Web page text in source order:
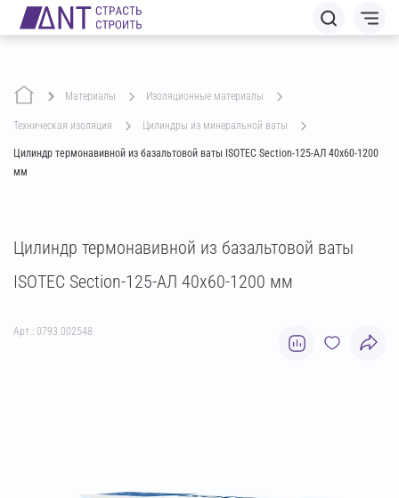
Материалы изоляционные материалы
техническая изоляция цилиндры из минеральной ваты
Цилиндр термонавивной из базальтовой ваты ISOTEC Section-125-АЛ 40х60-1200
мм
Цилиндр термонавивной из базальтовой ваты
ISOTEC Section-125-АЛ 40х60-1200 мм
Арт.: 0793.002548